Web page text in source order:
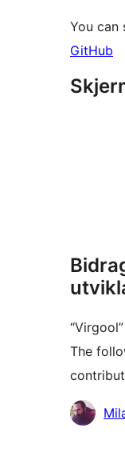
You can
GitHub
The